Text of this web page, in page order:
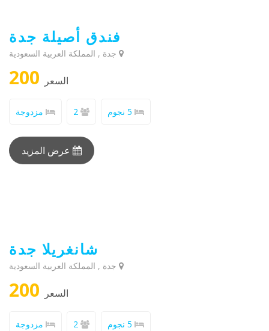
فندق أصيلة جدة
جدة , المملكة العربية السعودية
السعر
5 نجوم 2 مزدوجة
عرض المزيد
شانغريلا جدة
جدة , المملكة العربية السعودية
السعر
5 نجوم 2 مزدوجة